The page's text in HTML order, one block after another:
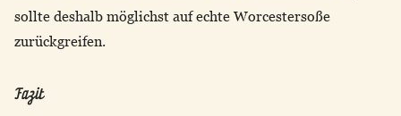
sollte deshalb möglichst auf echte Worcestersoße
zurückgreifen.
Fazit